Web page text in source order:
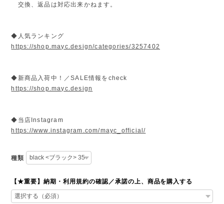
交換、返品は対応出来かねます。
◆人気ランキング
https://shop.mayc.design/categories/3257402
◆新商品入荷中！／SALE情報をcheck
https://shop.mayc.design
◆当店Instagram
https://www.instagram.com/mayc_official/
種類
【★重要】納期・利用規約の確認／承諾の上、商品を購入する